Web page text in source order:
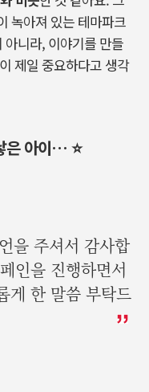
녹아져 있는 테마파크
아니라, 이야기를 만들
제일 중요하다고 생각
은 아이… ⭐️
을 주셔서 감사합
인을 진행하면서
게 한 말씀 부탁드